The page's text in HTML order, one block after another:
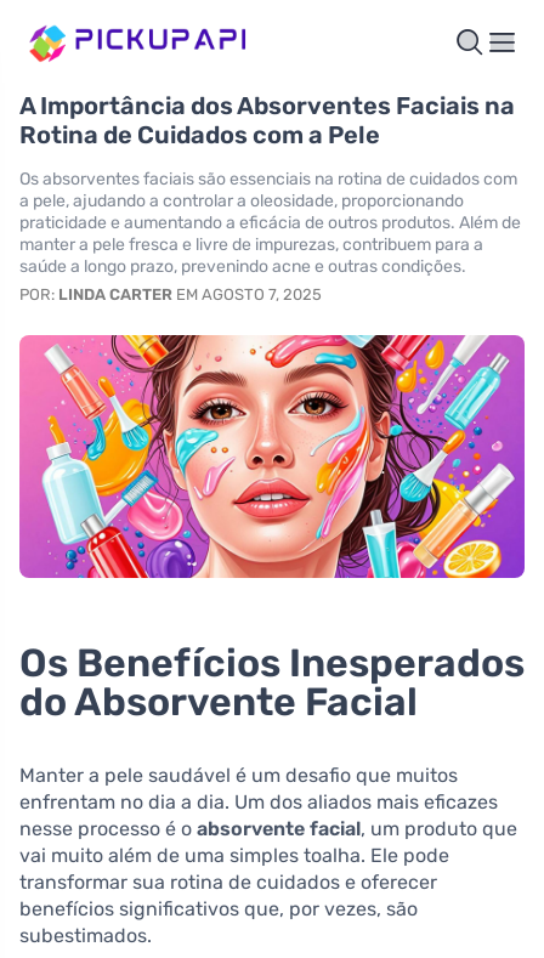
A Importância dos Absorventes Faciais na
Rotina de Cuidados com a Pele
Os absorventes faciais são essenciais na rotina de cuidados com
a pele, ajudando a controlar a oleosidade, proporcionando
praticidade e aumentando a eficácia de outros produtos. Além de
manter a pele fresca e livre de impurezas, contribuem para a
saúde a longo prazo, prevenindo acne e outras condições.
POR: LINDA CARTER EM AGOSTO 7, 2025
Os Benefícios Inesperados
do Absorvente Facial
Manter a pele saudável é um desafio que muitos
enfrentam no dia a dia. Um dos aliados mais eficazes
nesse processo é o absorvente facial, um produto que
vai muito além de uma simples toalha. Ele pode
transformar sua rotina de cuidados e oferecer
benefícios significativos que, por vezes, são
subestimados.